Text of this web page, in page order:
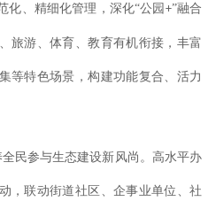
化、精细化管理，深化“公园 +”融合
旅游、体育、教育有机衔接，丰富
等特色场景，构建功能复合、活力
民参与生态建设新风尚。高水平办
，联动街道社区、企事业单位、社